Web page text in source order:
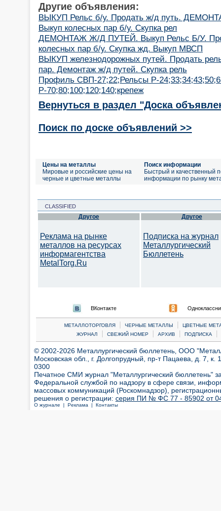
Другие объявления:
ВЫКУП Рельс б/у. Продать ж/д путь.
Выкуп колесных пар б/у. Скупка рел
ДЕМОНТАЖ Ж/Д ПУТЕЙ. Выкуп Рельс Б/У.
колесных пар б/у. Скупка жд. Выкуп МВСП
ВЫКУП железнодорожных путей. Продать
пар. Демонтаж ж/д путей. Скупка рель
Профиль СВП-27;22;Рельсы Р-
Р-70;80;100;120;140;крепеж
Вернуться в раздел "Доска
Поиск по доске объявлений >>
Цены на металлы
Мировые и российские цены на
черные и цветные металлы
Поиск информации
Быстрый и качественный
информации по рынку
CLASSIFIED
Другое
Реклама на рынке
металлов на ресурсах
информагентства
MetalTorg.Ru
Другое
Подписка на журнал
Металлургический
Бюллетень
ВКонтакте
МЕТАЛЛОТОРГОВЛЯ | ЧЕРНЫЕ МЕТАЛЛЫ |
ЦВЕТНЫЕ
ЖУРНАЛ
| СВЕЖИЙ НОМЕР | АРХИВ | ПОДПИСКА |
© 2002-2026 Металлургический бюллетень, ООО
Московская обл., г. Долгопрудный, пр-т Пацаева, д. 7,
0300
Печатное СМИ журнал "Металлургический бюллетень"
Федеральной службой по надзору в сфере связи,
массовых коммуникаций (Роскомнадзор),
решения о регистрации: серия ПИ № ФС 77 - 85902 от 04
О журнале | Реклама | Контакты